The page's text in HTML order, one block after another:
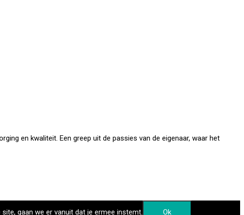
en kwaliteit. Een greep uit de passies van de eigenaar, waar het
gaan we er vanuit dat je ermee instemt. Ok